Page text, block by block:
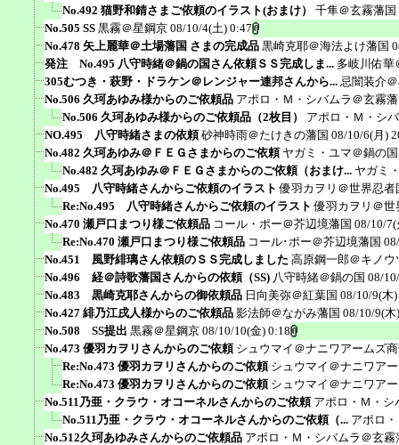
No.492 猫野和錆さまご依頼のイラスト(おまけ）
千隼＠玄霧藩国
No.505 SS 黒霧＠星鋼京 08/10/4(土) 0:47
No.478 矢上麗華＠土場藩国 さまの完成品 黒崎克耶＠海法よけ藩国
発注 No.495 八守時緒＠鍋の国さん依頼ＳＳ完成しま... 多岐川佑華
305むつき・萩野・ドラケン＠レンジャー連邦さんから... 忌闇装介
No.506 久珂あゆみ様からのご依頼品 アポロ・Ｍ・シバムラ＠玄霧
No.506 久珂あゆみ様からのご依頼品（2枚目）
アポロ・Ｍ・シ
NO.495 八守時緒さまの依頼 砂神時雨＠たけきの藩国 08/10/6(月)
No.482 久珂あゆみ＠ＦＥＧさまからのご依頼 ヤガミ・ユマ＠鍋の国
No.482 久珂あゆみ＠ＦＥＧさまからのご依頼（おまけ... ヤガミ
No.495 八守時緒さんからご依頼のイラスト 優羽カヲリ＠世界忍者
Re:No.495 八守時緒さんからご依頼のイラスト 優羽カヲリ＠世
No.470 瀬戸口まつり様ご依頼品 コール・ポー＠芥辺境藩国 08/10/7(
Re:No.470 瀬戸口まつり様ご依頼品 コール･ポー＠芥辺境藩国
No.451 風野緋璃さん依頼のＳＳ完成しました 高原鋼一郎＠キノウ
No.496 経＠詩歌藩国さんからの依頼（SS) 八守時緒＠鍋の国 08/
No.483 黒崎克耶さんからの御依頼品 日向美弥＠紅葉国 08/10/9(木
No.427 緋乃江戌人様からのご依頼品 影法師＠ながみ藩国 08/10/9(木
No.508 SS提出 黒霧＠星鋼京 08/10/10(金) 0:18
No.473 優羽カヲリさんからのご依頼 シュウマイ＠ナニワアームズ
Re:No.473 優羽カヲリさんからのご依頼 シュウマイ＠ナニワア
Re:No.473 優羽カヲリさんからのご依頼 シュウマイ＠ナニワア
No.511乃亜・クラウ・オコーネルさんからのご依頼 アポロ・Ｍ・シ
No.511乃亜・クラウ・オコーネルさんからのご依頼（... アポロ
No.512久珂あゆみさんからのご依頼品 アポロ・Ｍ・シバムラ＠玄霧